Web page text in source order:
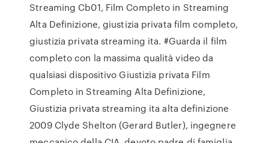
Streaming Cb01, Film Completo in Streaming
Alta Definizione, giustizia privata film completo,
giustizia privata streaming ita. #Guarda il film
completo con la massima qualità video da
qualsiasi dispositivo Giustizia privata Film
Completo in Streaming Alta Definizione,
Giustizia privata streaming ita alta definizione
2009 Clyde Shelton (Gerard Butler), ingegnere